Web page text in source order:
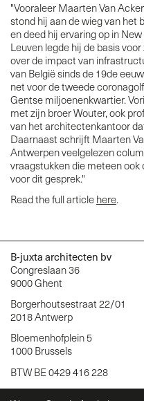
"Vooraleer Maarten Van
stond hij aan de wieg van het
en deed hij ervaring op in
Leuven legde hij de basis
over de impact van
van België sinds de 19de
net voor de tweede
Gentse miljoenenkwartier.
met zijn broer Wouter, ook
van het architectenkantoor
Daarnaast schrijft Maarten
Antwerpen veelgelezen
vraagstukken die meteen ook
voor dit gesprek."
Read the full article here.
B-juxta architecten bv
Congreslaan 36
9000 Ghent
Borgerhoutsestraat 22/01
2018 Antwerp
Bloemenhofplein 5
1000 Brussels
BTW BE 0429 416 228